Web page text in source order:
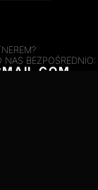
BEZPOŚREDNIO: